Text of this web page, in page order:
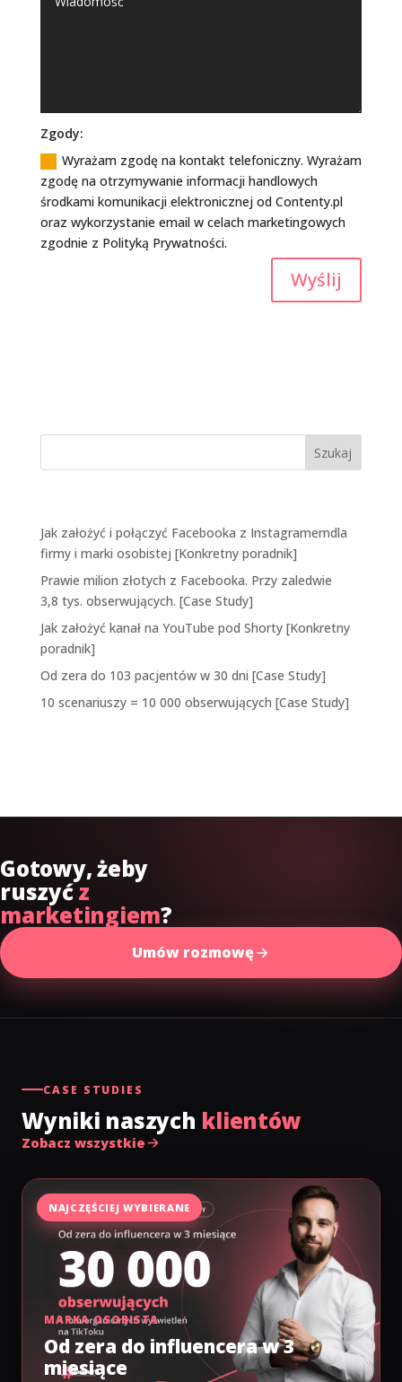
Zgody:
Wyrażam zgodę na kontakt telefoniczny. Wyrażam
zgodę na otrzymywanie informacji handlowych
środkami komunikacji elektronicznej od Contenty.pl
oraz wykorzystanie email w celach marketingowych
zgodnie z Polityką Prywatności.
Wyślij
Jak założyć i połączyć Facebooka z Instagramemdla
firmy i marki osobistej [Konkretny poradnik]
Prawie milion złotych z Facebooka. Przy zaledwie
3,8 tys. obserwujących. [Case Study]
Jak założyć kanał na YouTube pod Shorty [Konkretny
poradnik]
Od zera do 103 pacjentów w 30 dni [Case Study]
10 scenariuszy = 10 000 obserwujących [Case Study]
Gotowy, żeby
ruszyćz
marketingiem?
Umów rozmowę
CASE STUDIES
Wyniki naszych klientów
Zobacz wszystkie
NAJCZĘŚCIEJ WYBIERANE
MARKA OSOBISTA
Od zera do influencera w 3
miesiące